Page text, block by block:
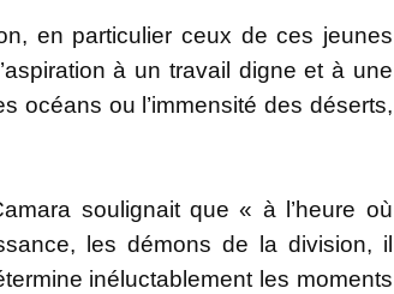
en particulier ceux de ces jeunes
à un travail digne et à une
océans ou l’immensité des déserts,
soulignait que « à l’heure où
les démons de la division, il
inéluctablement les moments